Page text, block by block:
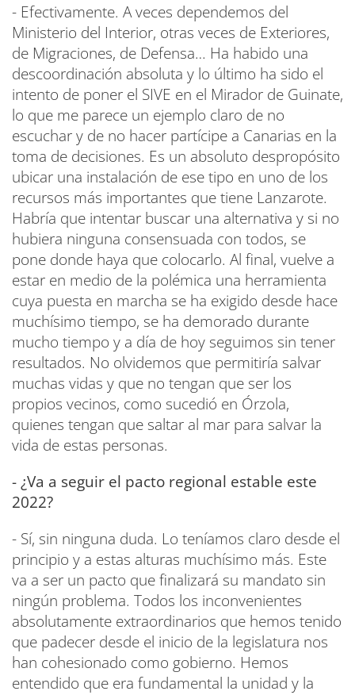
- Efectivamente. A veces dependemos del
Ministerio del Interior, otras veces de Exteriores,
de Migraciones, de Defensa… Ha habido una
descoordinación absoluta y lo último ha sido el
intento de poner el SIVE en el Mirador de Guinate,
lo que me parece un ejemplo claro de no
escuchar y de no hacer partícipe a Canarias en la
toma de decisiones. Es un absoluto despropósito
ubicar una instalación de ese tipo en uno de los
recursos más importantes que tiene Lanzarote.
Habría que intentar buscar una alternativa y si no
hubiera ninguna consensuada con todos, se
pone donde haya que colocarlo. Al final, vuelve a
estar en medio de la polémica una herramienta
cuya puesta en marcha se ha exigido desde hace
muchísimo tiempo, se ha demorado durante
mucho tiempo y a día de hoy seguimos sin tener
resultados. No olvidemos que permitiría salvar
muchas vidas y que no tengan que ser los
propios vecinos, como sucedió en Órzola,
quienes tengan que saltar al mar para salvar la
vida de estas personas.
- ¿Va a seguir el pacto regional estable este
2022?
- Sí, sin ninguna duda. Lo teníamos claro desde el
principio y a estas alturas muchísimo más. Este
va a ser un pacto que finalizará su mandato sin
ningún problema. Todos los inconvenientes
absolutamente extraordinarios que hemos tenido
que padecer desde el inicio de la legislatura nos
han cohesionado como gobierno. Hemos
entendido que era fundamental la unidad y la